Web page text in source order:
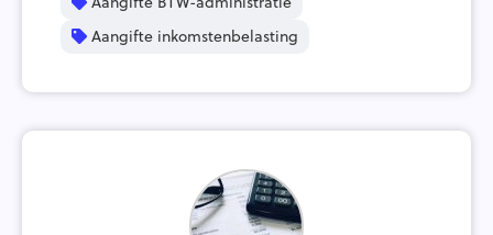
Aangifte inkomstenbelasting